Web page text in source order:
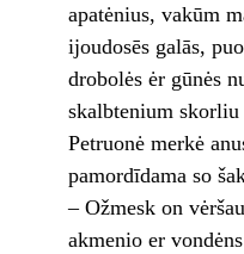
apatėnius, vakūm
ijoudosēs galās,
drobolės ėr gūnės
skalbtenium
Petruonė merkė
pamordīdama so
– Ožmesk on
akmenio er